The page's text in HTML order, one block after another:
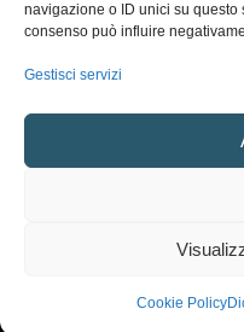
navigazione o ID unici su questo
consenso può influire
Gestisci servizi
Cookie Policy
Articoli e Risorse On-Line
Copyright © 1997
Termini e
Regolamento Community e